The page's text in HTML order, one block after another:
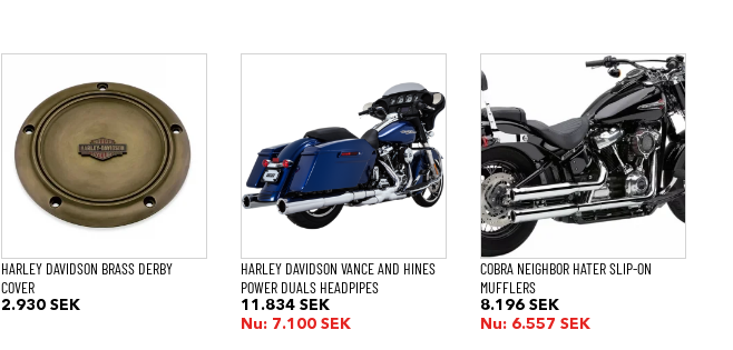
HARLEY DAVIDSON BRASS DERBY
COVER
2.930SEK
HARLEY DAVIDSON VANCE AND HINES
POWER DUALS HEADPIPES
11.834SEK
Nu: 7.100SEK
COBRA NEIGHBOR HATER SLIP-ON
MUFFLERS
8.196SEK
Nu: 6.557SEK